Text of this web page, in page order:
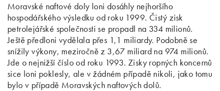
Moravské naftové doly loni dosáhly nejhoršího
hospodářského výsledku od roku 1999. Čistý zisk
petrolejářské společnosti se propadl na 334 milionů.
Ještě předloni vydělala přes 1,1 miliardy. Podobně se
snížily výkony, meziročně z 3,67 miliard na 974 milionů.
Jde o nejnižší číslo od roku 1993. Zisky ropných koncernů
sice loni poklesly, ale v žádném případě nikoli, jako tomu
bylo v případě Moravských naftových dolů.